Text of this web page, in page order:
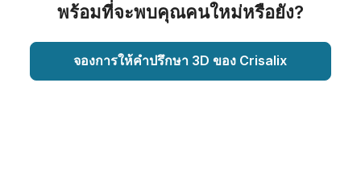
พร้อมที่จะพบคุณคนใหม่หรือยัง?
จองการให้คำปรึกษา 3D ของ Crisalix